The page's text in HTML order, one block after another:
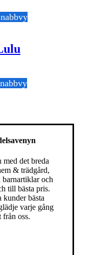
med det breda
& trädgård,
och
till bästa pris.
kunder bästa
varje gång
från oss.